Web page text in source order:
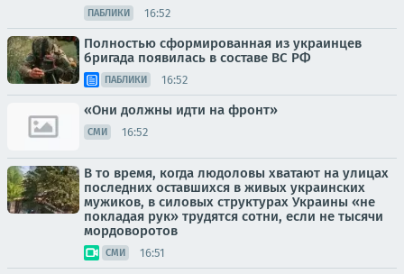
ПАБЛИКИ 16:52
Полностью сформированная из украинцев
бригада появилась в составе ВС РФ
ПАБЛИКИ 16:52
«Они должны идти на фронт»
СМИ 16:52
В то время, когда людоловы хватают на улицах
последних оставшихся в живых украинских
мужиков, в силовых структурах Украины «не
покладая рук» трудятся сотни, если не тысячи
мордоворотов
СМИ 16:51